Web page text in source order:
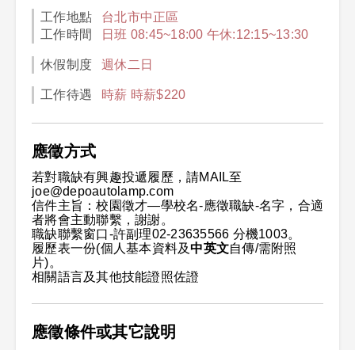
工作地點
台北市中正區
工作時間
日班 08:45~18:00 午休:12:15~13:30
休假制度 週休二日
工作待遇 時薪 時薪$220
應徵方式
若對職缺有興趣投遞履歷，請MAIL至
joe@depoautolamp.com
信件主旨：校園徵才—學校名-應徵職缺-名字，合適
者將會主動聯繫，謝謝。
職缺聯繫窗口-許副理02-23635566 分機1003。
履歷表一份(個人基本資料及中英文自傳/需附照
片)。
相關語言及其他技能證照佐證
應徵條件或其它說明